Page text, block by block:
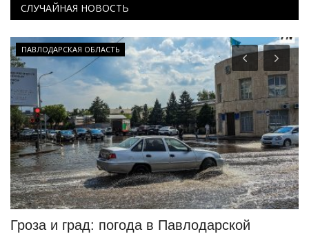
СЛУЧАЙНАЯ НОВОСТЬ
ПАВЛОДАРСКАЯ ОБЛАСТЬ
Гроза и град: погода в Павлодарской